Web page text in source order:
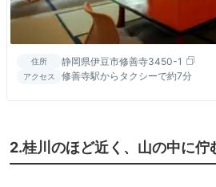
住所 静岡県伊豆市修善寺3450-1
アクセス 修善寺駅からタクシーで約7分
2.桂川のほど近く、山の中に佇